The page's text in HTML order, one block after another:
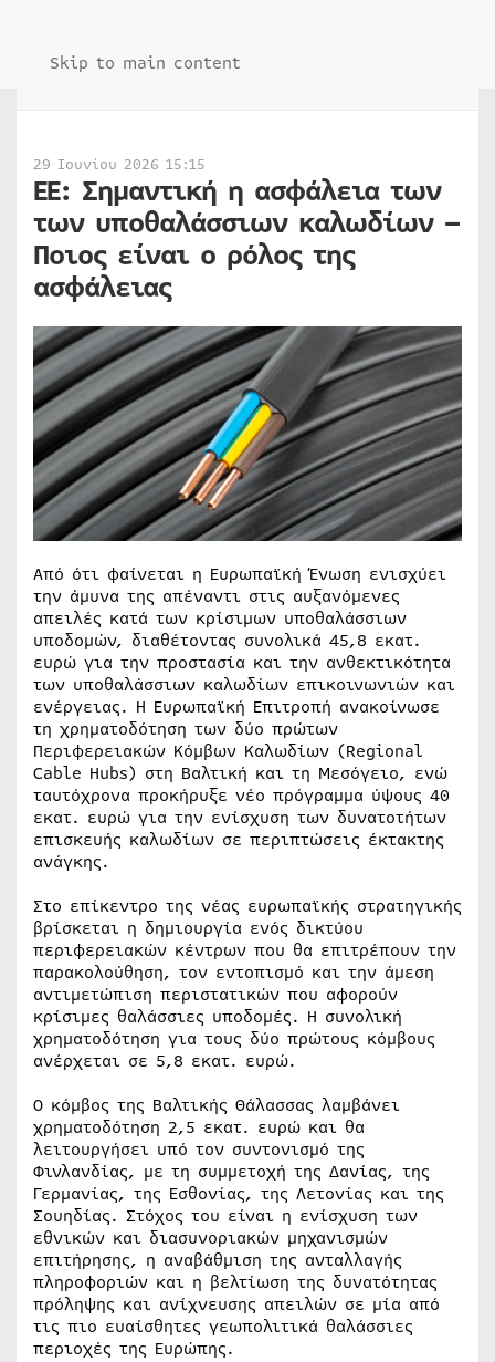
Skip to main content
29 Ιουνίου 2026 15:15
ΕΕ: Σημαντική η ασφάλεια των
των υποθαλάσσιων καλωδίων –
Ποιος είναι ο ρόλος της
ασφάλειας
Από ότι φαίνεται η Ευρωπαϊκή Ένωση ενισχύει
την άμυνα της απέναντι στις αυξανόμενες
απειλές κατά των κρίσιμων υποθαλάσσιων
υποδομών, διαθέτοντας συνολικά 45,8 εκατ.
ευρώ για την προστασία και την ανθεκτικότητα
των υποθαλάσσιων καλωδίων επικοινωνιών και
ενέργειας. Η Ευρωπαϊκή Επιτροπή ανακοίνωσε
τη χρηματοδότηση των δύο πρώτων
Περιφερειακών Κόμβων Καλωδίων (Regional
Cable Hubs) στη Βαλτική και τη Μεσόγειο, ενώ
ταυτόχρονα προκήρυξε νέο πρόγραμμα ύψους 40
εκατ. ευρώ για την ενίσχυση των δυνατοτήτων
επισκευής καλωδίων σε περιπτώσεις έκτακτης
ανάγκης.
Στο επίκεντρο της νέας ευρωπαϊκής στρατηγικής
βρίσκεται η δημιουργία ενός δικτύου
περιφερειακών κέντρων που θα επιτρέπουν την
παρακολούθηση, τον εντοπισμό και την άμεση
αντιμετώπιση περιστατικών που αφορούν
κρίσιμες θαλάσσιες υποδομές. Η συνολική
χρηματοδότηση για τους δύο πρώτους κόμβους
ανέρχεται σε 5,8 εκατ. ευρώ.
Ο κόμβος της Βαλτικής Θάλασσας λαμβάνει
χρηματοδότηση 2,5 εκατ. ευρώ και θα
λειτουργήσει υπό τον συντονισμό της
Φινλανδίας, με τη συμμετοχή της Δανίας, της
Γερμανίας, της Εσθονίας, της Λετονίας και της
Σουηδίας. Στόχος του είναι η ενίσχυση των
εθνικών και διασυνοριακών μηχανισμών
επιτήρησης, η αναβάθμιση της ανταλλαγής
πληροφοριών και η βελτίωση της δυνατότητας
πρόληψης και ανίχνευσης απειλών σε μία από
τις πιο ευαίσθητες γεωπολιτικά θαλάσσιες
περιοχές της Ευρώπης.